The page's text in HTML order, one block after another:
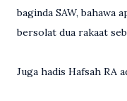
baginda SAW, bahawa
bersolat dua rakaat
Juga hadis Hafsah RA